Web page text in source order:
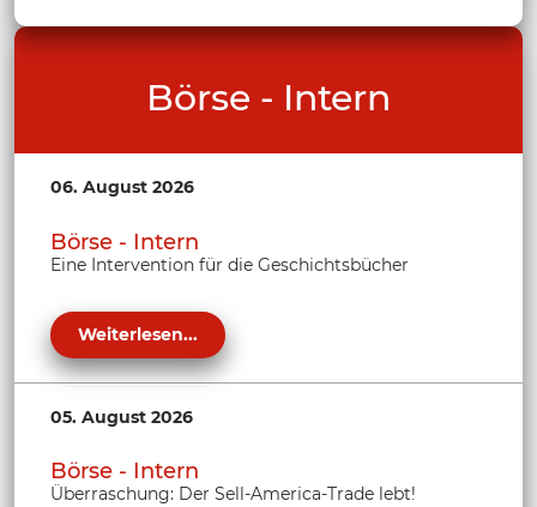
Börse - Intern
06. August 2026
Börse - Intern
Eine Intervention für die Geschichtsbücher
Weiterlesen...
05. August 2026
Börse - Intern
Überraschung: Der Sell-America-Trade lebt!